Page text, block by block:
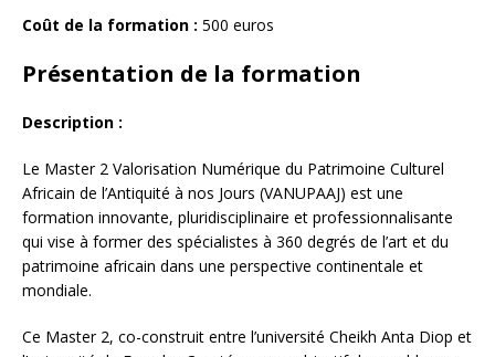
Coût de la formation : 500 euros
Présentation de la formation
Description :
Le Master 2 Valorisation Numérique du Patrimoine Culturel
Africain de l’Antiquité à nos Jours (VANUPAAJ) est une
formation innovante, pluridisciplinaire et professionnalisante
qui vise à former des spécialistes à 360 degrés de l’art et du
patrimoine africain dans une perspective continentale et
mondiale.
Ce Master 2, co-construit entre l’université Cheikh Anta Diop et